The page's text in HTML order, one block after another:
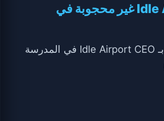
هل Idle Airport CEO غير محجوبة في
نعم، يمكنك الاستمتاع بـ Idle Airport CEO في المدرسة